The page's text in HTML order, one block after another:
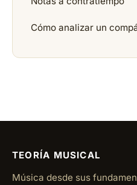
Cómo analizar un
TEORÍA MUSICAL
Música desde sus